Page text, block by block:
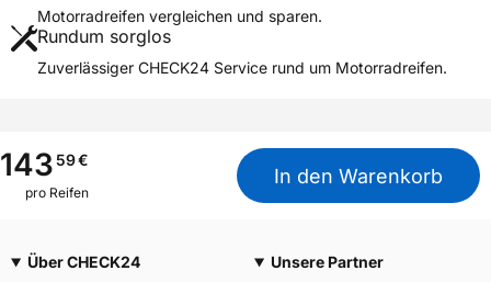
Motorradtyp
Sport Touring
Weitere Eigenschaften
M+S
Nein
Motorrad Kennzeichnung
M/C
Allgemeine Produktsicherheit (GPSR)
Motorradreifen vergleichen und sparen.
Rundum sorglos
Zuverlässiger CHECK24 Service rund um Motorradreifen.
14359€
pro Reifen
In den Warenkorb
Über CHECK24
Unsere Partner